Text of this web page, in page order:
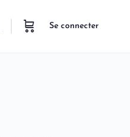
Se connecter